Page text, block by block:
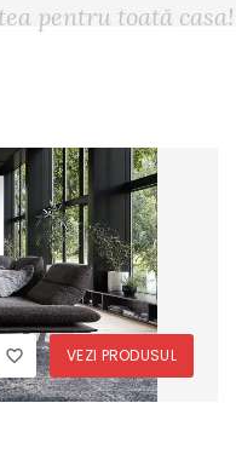
pentru toată casa!
VEZI PRODUSUL